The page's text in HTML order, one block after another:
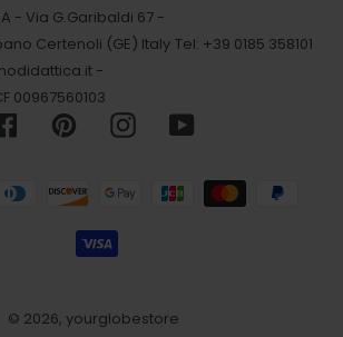
- Via G.Garibaldi 67 -
Certenoli (GE) Italy Tel: +39 0185 358101
-
00967560103
FacebookPinterestInstagram
Metodi
pagamento
© 2026, yourglobestore